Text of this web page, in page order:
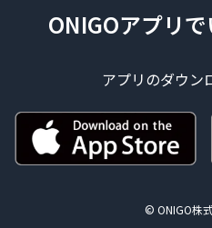
ONIGOアプリ
アプリのダウン
© ONIGO株